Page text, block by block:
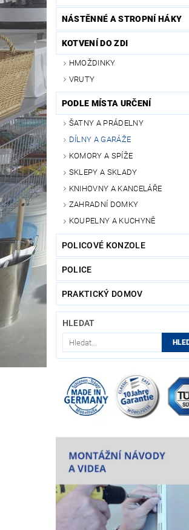
NÁSTĚNNÉ A STROPNÍ HÁKY
KOTVENÍ DO ZDI
HMOŽDINKY
VRUTY
PODLE MÍSTA URČENÍ
ŠATNY A PRÁDELNY
DÍLNY A GARÁŽE
KOMORY A SPÍŽE
SKLEPY A SKLADY
KNIHOVNY A KANCELÁŘE
ZAHRADNÍ DOMKY
KOUPELNY A KUCHYNĚ
POLICOVÉ KONZOLE
POLICE
PRAKTICKÝ DOMOV
HLEDAT